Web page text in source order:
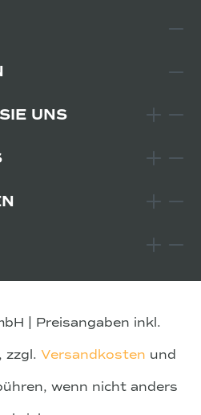
UNS
| Preisangaben inkl.
zzgl. Versandkosten und
wenn nicht anders